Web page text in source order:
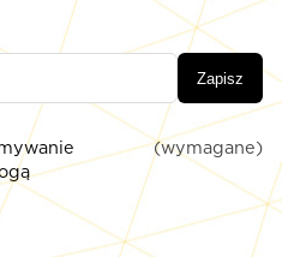
Zapisz
(wymagane)